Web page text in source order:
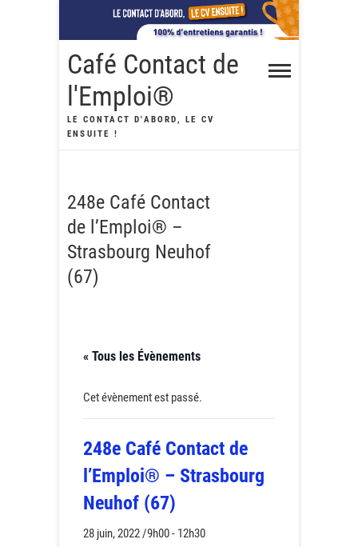
content
Café Contact de
l'Emploi®
LE CONTACT D'ABORD, LE CV
ENSUITE !
248e Café Contact
de l’Emploi® –
Strasbourg Neuhof
(67)
« Tous les Évènements
Cet évènement est passé.
248e Café Contact de
l’Emploi® – Strasbourg
Neuhof (67)
28 juin, 2022 /9h00- 12h30